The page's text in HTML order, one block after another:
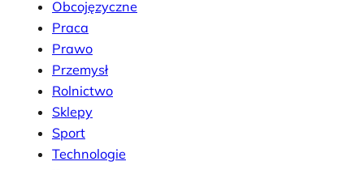
Obcojęzyczne
Praca
Prawo
Przemysł
Rolnictwo
Sklepy
Sport
Technologie